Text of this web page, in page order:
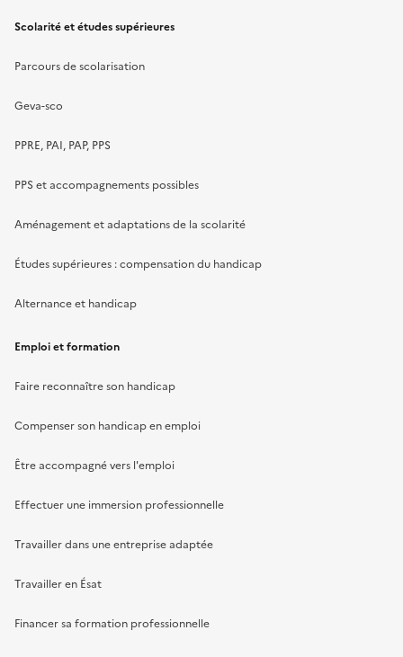
Scolarité et études supérieures
Parcours de scolarisation
Geva-sco
PPRE, PAI, PAP, PPS
PPS et accompagnements possibles
Aménagement et adaptations de la scolarité
Études supérieures : compensation du handicap
Alternance et handicap
Emploi et formation
Faire reconnaître son handicap
Compenser son handicap en emploi
Être accompagné vers l'emploi
Effectuer une immersion professionnelle
Travailler dans une entreprise adaptée
Travailler en Ésat
Financer sa formation professionnelle